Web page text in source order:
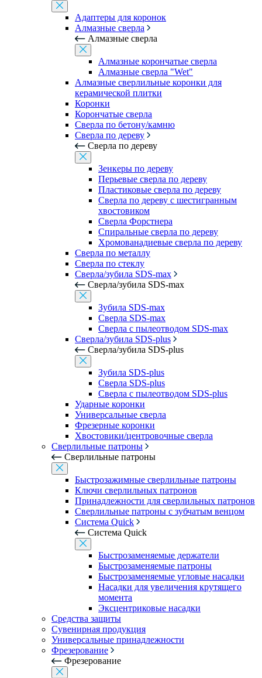
Адаптеры для коронок
Алмазные сверла
Алмазные сверла
Алмазные корончатые сверла
Алмазные сверла "Wet"
Алмазные сверлильные коронки для
керамической плитки
Коронки
Корончатые сверла
Сверла по бетону/камню
Сверла по дереву
Сверла по дереву
Зенкеры по дереву
Перьевые сверла по дереву
Пластиковые сверла по дереву
Сверла по дереву с шестигранным
хвостовиком
Сверла Форстнера
Спиральные сверла по дереву
Хромованадиевые сверла по дереву
Сверла по металлу
Сверла по стеклу
Сверла/зубила SDS-max
Сверла/зубила SDS-max
Зубила SDS-max
Сверла SDS-max
Сверла с пылеотводом SDS-max
Сверла/зубила SDS-plus
Сверла/зубила SDS-plus
Зубила SDS-plus
Сверла SDS-plus
Сверла с пылеотводом SDS-plus
Ударные коронки
Универсальные сверла
Фрезерные коронки
Хвостовики/центровочные сверла
Сверлильные патроны
Сверлильные патроны
Быстрозажимные сверлильные патроны
Ключи сверлильных патронов
Принадлежности для сверлильных патронов
Сверлильные патроны с зубчатым венцом
Система Quick
Система Quick
Быстрозаменяемые держатели
Быстрозаменяемые патроны
Быстрозаменяемые угловые насадки
Насадки для увеличения крутящего
момента
Эксцентриковые насадки
Средства защиты
Сувенирная продукция
Универсальные принадлежности
Фрезерование
Фрезерование